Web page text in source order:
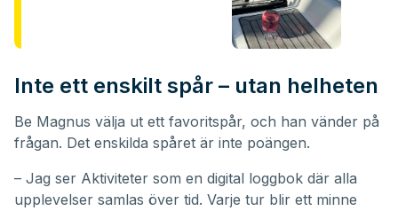
Inte ett enskilt spår – utan helheten
Be Magnus välja ut ett favoritspår, och han vänder på
frågan. Det enskilda spåret är inte poängen.
– Jag ser Aktiviteter som en digital loggbok där alla
upplevelser samlas över tid. Varje tur blir ett minne